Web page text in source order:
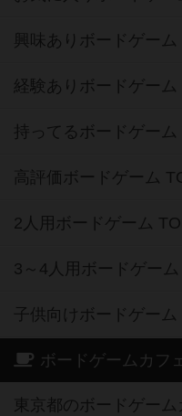
興味ありボードゲー
経験ありボードゲーム
持ってるボードゲーム
高評価ボードゲーム
2人用ボードゲーム
3～4人用ボードゲー
子供向けボードゲーム
ボードゲームカフ
東京都のボードゲーム